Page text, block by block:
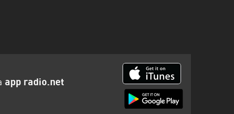
app radio.net